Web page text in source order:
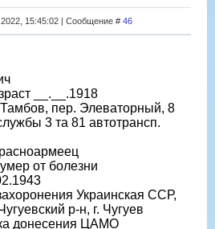
15:45:02 | Сообщение # 46
__.__.1918
пер. Элеваторный, 8
3 та 81 автотрансп.
от болезни
Украинская ССР,
р-н, г. Чугуев
донесения ЦАМО